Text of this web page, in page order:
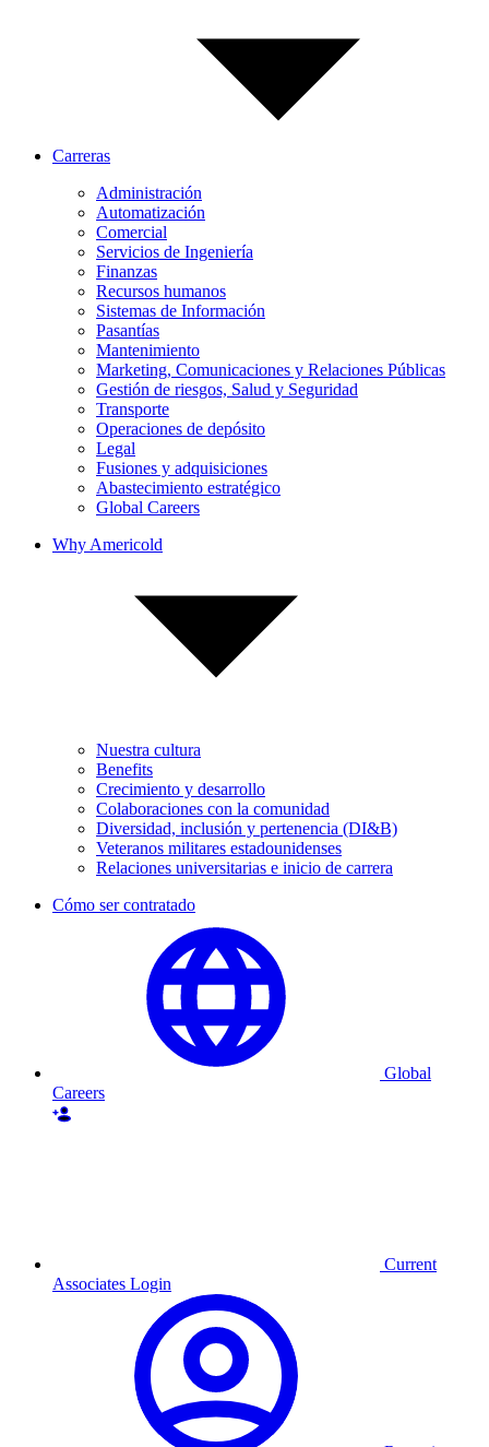
Carreras
Administración
Automatización
Comercial
Servicios de Ingeniería
Finanzas
Recursos humanos
Sistemas de Información
Pasantías
Mantenimiento
Marketing, Comunicaciones y Relaciones Públicas
Gestión de riesgos, Salud y Seguridad
Transporte
Operaciones de depósito
Legal
Fusiones y adquisiciones
Abastecimiento estratégico
Global Careers
Why Americold
Nuestra cultura
Benefits
Crecimiento y desarrollo
Colaboraciones con la comunidad
Diversidad, inclusión y pertenencia (DI&B)
Veteranos militares estadounidenses
Relaciones universitarias e inicio de carrera
Cómo ser contratado
Global
Careers
Current
Associates Login